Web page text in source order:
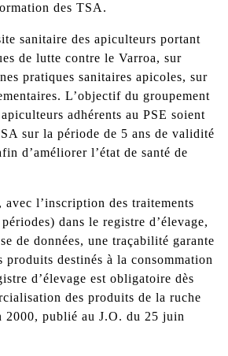
des TSA.
sanitaire des apiculteurs portant
de lutte contre le Varroa, sur
pratiques sanitaires apicoles, sur
L’objectif du groupement
adhérents au PSE soient
sur la période de 5 ans de validité
d’améliorer l’état de santé de
avec l’inscription des traitements
dans le registre d’élevage,
de données, une traçabilité garante
produits destinés à la consommation
d’élevage est obligatoire dès
des produits de la ruche
2000, publié au J.O. du 25 juin